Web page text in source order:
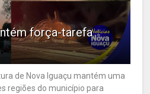
força-tarefa
de Nova Iguaçu mantém uma
regiões do município para